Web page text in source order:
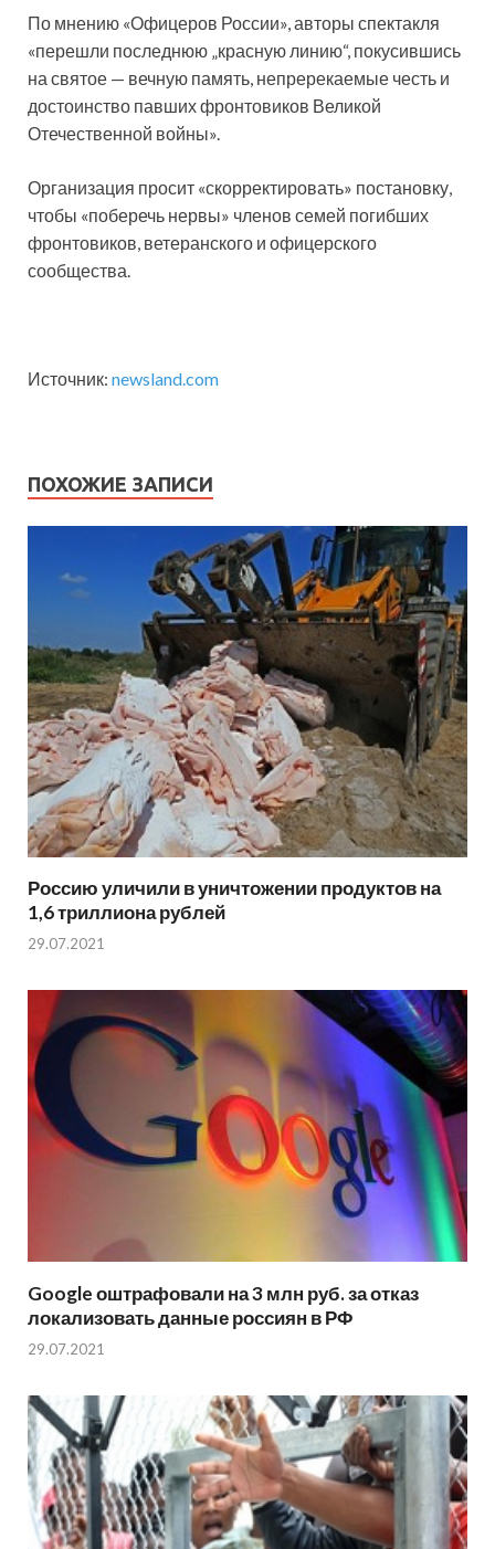
По мнению «Офицеров России», авторы спектакля
«перешли последнюю „красную линию“, покусившись
на святое — вечную память, непререкаемые честь и
достоинство павших фронтовиков Великой
Отечественной войны».
Организация просит «скорректировать» постановку,
чтобы «поберечь нервы» членов семей погибших
фронтовиков, ветеранского и офицерского
сообщества.
Источник: newsland.com
ПОХОЖИЕ ЗАПИСИ
Россию уличили в уничтожении продуктов на
1,6 триллиона рублей
29.07.2021
Google оштрафовали на 3 млн руб. за отказ
локализовать данные россиян в РФ
29.07.2021